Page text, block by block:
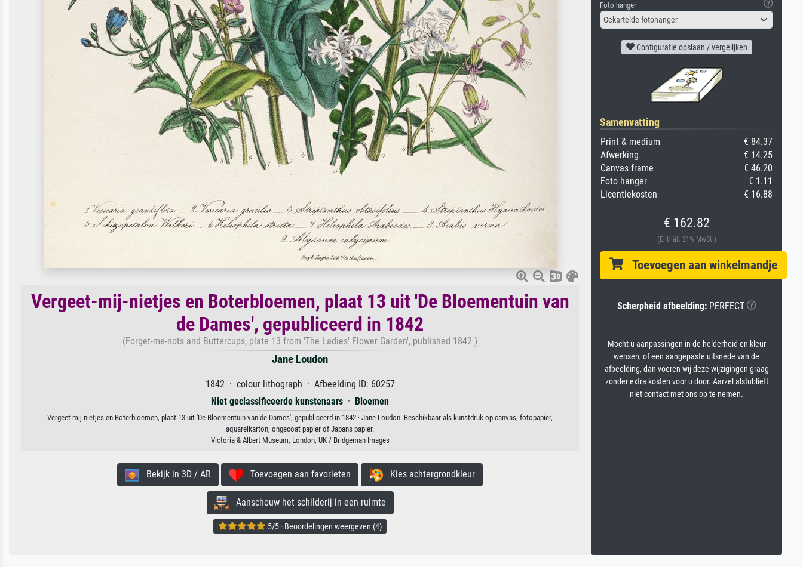
Vergeet-mij-nietjes en Boterbloemen, plaat 13 uit 'De Bloementuin van
de Dames', gepubliceerd in 1842
(Forget-me-nots and Buttercups, plate 13 from 'The Ladies' Flower Garden', published 1842 )
Jane Loudon
1842 · colour lithograph · Afbeelding ID: 60257
Niet geclassificeerde kunstenaars · Bloemen
Vergeet-mij-nietjes en Boterbloemen, plaat 13 uit 'De Bloementuin van de Dames', gepubliceerd in 1842 · Jane Loudon. Beschikbaar als kunstdruk op canvas, fotopapier,
aquarelkarton, ongecoat papier of Japans papier.
Victoria & Albert Museum, London, UK / Bridgeman Images
Bekijk in 3D / AR Toevoegen aan favorieten Kies achtergrondkleur
Aanschouw het schilderij in een ruimte
5/5 · Beoordelingen weergeven (4)
Foto hanger
Gekartelde fotohanger
Configuratie opslaan / vergelijken
Samenvatting
Print & medium
€ 84.37
Afwerking
€ 14.25
Canvas frame
€ 46.20
Foto hanger
€ 1.11
Licentiekosten
€ 16.88
€ 162.82
(Enthält 21% MwSt.)
Toevoegen aan winkelmandje
Scherpheid afbeelding:PERFECT
Mocht u aanpassingen in de helderheid en kleur
wensen, of een aangepaste uitsnede van de
afbeelding, dan voeren wij deze wijzigingen graag
zonder extra kosten voor u door. Aarzel alstublieft
niet contact met ons op te nemen.